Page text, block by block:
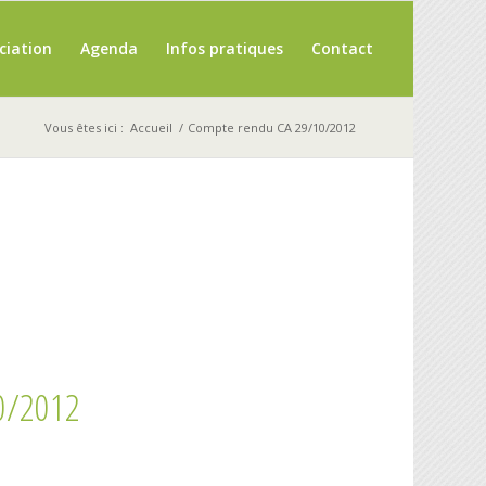
Agenda Infos pratiques Contact
Vous êtes ici : Accueil / Compte rendu CA 29/10/2012
2012